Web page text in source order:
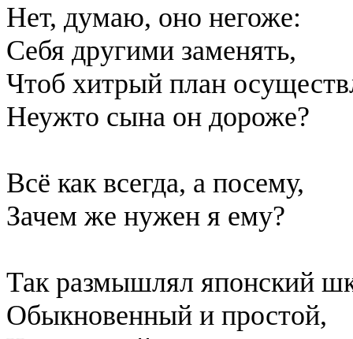
Нет, думаю, оно негоже:
Себя другими заменять,
Чтоб хитрый план
Неужто сына он дороже?
Всё как всегда, а посему,
Зачем же нужен я ему?
Так размышлял японский
Обыкновенный и простой,